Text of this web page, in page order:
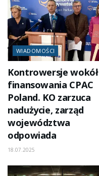
WIADOMOŚCI
Kontrowersje wokół
finansowania CPAC
Poland. KO zarzuca
nadużycie, zarząd
województwa
odpowiada
18.07.2025